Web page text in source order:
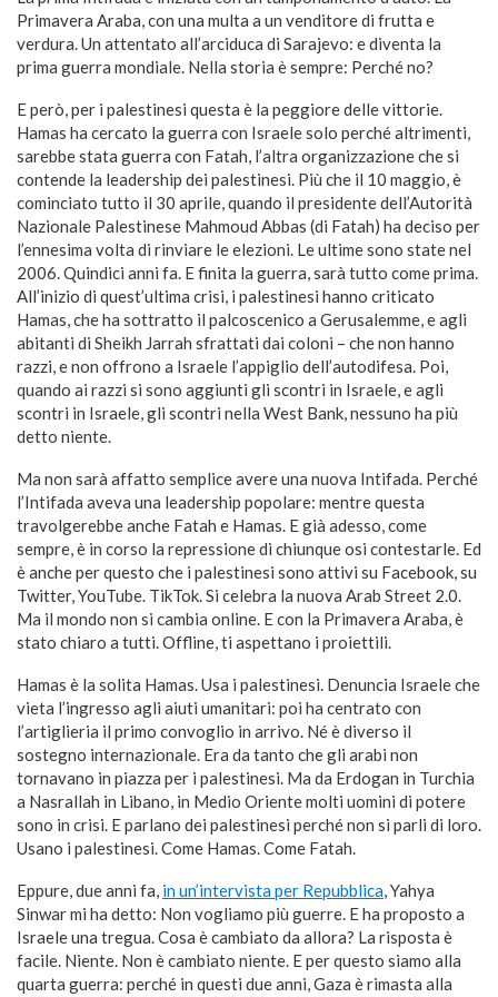
Primavera Araba, con una multa a un venditore di frutta e
verdura. Un attentato all’arciduca di Sarajevo: e diventa la
prima guerra mondiale. Nella storia è sempre: Perché no?
E però, per i palestinesi questa è la peggiore delle vittorie.
Hamas ha cercato la guerra con Israele solo perché altrimenti,
sarebbe stata guerra con Fatah, l’altra organizzazione che si
contende la leadership dei palestinesi. Più che il 10 maggio, è
cominciato tutto il 30 aprile, quando il presidente dell’Autorità
Nazionale Palestinese Mahmoud Abbas (di Fatah) ha deciso per
l’ennesima volta di rinviare le elezioni. Le ultime sono state nel
2006. Quindici anni fa. E finita la guerra, sarà tutto come prima.
All’inizio di quest’ultima crisi, i palestinesi hanno criticato
Hamas, che ha sottratto il palcoscenico a Gerusalemme, e agli
abitanti di Sheikh Jarrah sfrattati dai coloni – che non hanno
razzi, e non offrono a Israele l’appiglio dell’autodifesa. Poi,
quando ai razzi si sono aggiunti gli scontri in Israele, e agli
scontri in Israele, gli scontri nella West Bank, nessuno ha più
detto niente.
Ma non sarà affatto semplice avere una nuova Intifada. Perché
l’Intifada aveva una leadership popolare: mentre questa
travolgerebbe anche Fatah e Hamas. E già adesso, come
sempre, è in corso la repressione di chiunque osi contestarle. Ed
è anche per questo che i palestinesi sono attivi su Facebook, su
Twitter, YouTube. TikTok. Si celebra la nuova Arab Street 2.0.
Ma il mondo non si cambia online. E con la Primavera Araba, è
stato chiaro a tutti. Offline, ti aspettano i proiettili.
Hamas è la solita Hamas. Usa i palestinesi. Denuncia Israele che
vieta l’ingresso agli aiuti umanitari: poi ha centrato con
l’artiglieria il primo convoglio in arrivo. Né è diverso il
sostegno internazionale. Era da tanto che gli arabi non
tornavano in piazza per i palestinesi. Ma da Erdogan in Turchia
a Nasrallah in Libano, in Medio Oriente molti uomini di potere
sono in crisi. E parlano dei palestinesi perché non si parli di loro.
Usano i palestinesi. Come Hamas. Come Fatah.
Eppure, due anni fa, in un’intervista per Repubblica, Yahya
Sinwar mi ha detto: Non vogliamo più guerre. E ha proposto a
Israele una tregua. Cosa è cambiato da allora? La risposta è
facile. Niente. Non è cambiato niente. E per questo siamo alla
quarta guerra: perché in questi due anni, Gaza è rimasta alla